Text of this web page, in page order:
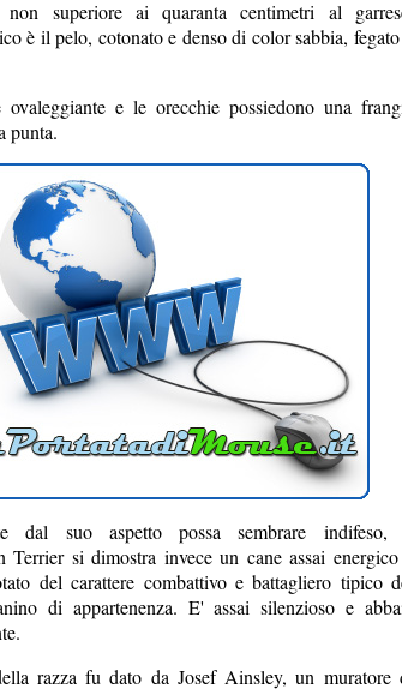
non superiore ai quaranta centimetri al
è il pelo, cotonato e denso di color sabbia,
e le orecchie possiedono una
punta.
dal suo aspetto possa sembrare
Terrier si dimostra invece un cane assai
del carattere combattivo e battagliero tipico
di appartenenza. E' assai silenzioso e
razza fu dato da Josef Ainsley, un muratore